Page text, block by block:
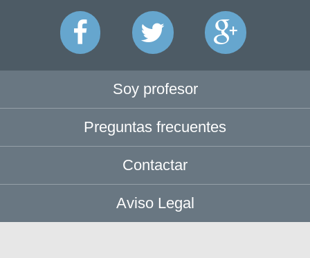
Soy profesor
Preguntas frecuentes
Contactar
Aviso Legal